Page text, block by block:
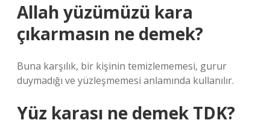
Allah yüzümüzü kara
çıkarmasın ne demek?
Buna karşılık, bir kişinin temizlememesi, gurur
duymadığı ve yüzleşmemesi anlamında kullanılır.
Yüz karası ne demek TDK?